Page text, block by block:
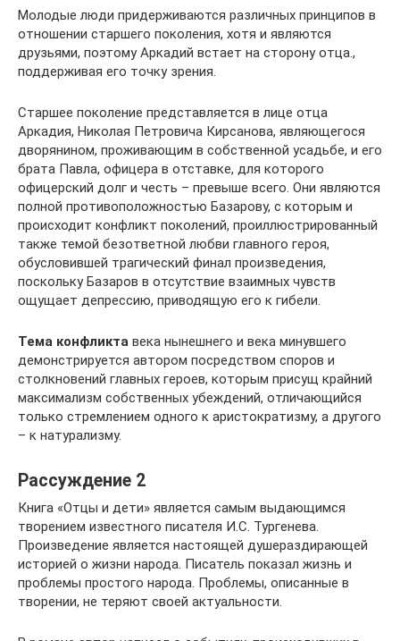
Молодые люди придерживаются различных принципов в
отношении старшего поколения, хотя и являются
друзьями, поэтому Аркадий встает на сторону отца.,
поддерживая его точку зрения.
Старшее поколение представляется в лице отца
Аркадия, Николая Петровича Кирсанова, являющегося
дворянином, проживающим в собственной усадьбе, и его
брата Павла, офицера в отставке, для которого
офицерский долг и честь – превыше всего. Они являются
полной противоположностью Базарову, с которым и
происходит конфликт поколений, проиллюстрированный
также темой безответной любви главного героя,
обусловившей трагический финал произведения,
поскольку Базаров в отсутствие взаимных чувств
ощущает депрессию, приводящую его к гибели.
Тема конфликта века нынешнего и века минувшего
демонстрируется автором посредством споров и
столкновений главных героев, которым присущ крайний
максимализм собственных убеждений, отличающийся
только стремлением одного к аристократизму, а другого
– к натурализму.
Рассуждение 2
Книга «Отцы и дети» является самым выдающимся
творением известного писателя И.С. Тургенева.
Произведение является настоящей душераздирающей
историей о жизни народа. Писатель показал жизнь и
проблемы простого народа. Проблемы, описанные в
творении, не теряют своей актуальности.